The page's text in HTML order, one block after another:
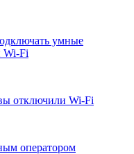
умные
Wi-Fi
отключили Wi-Fi
оператором